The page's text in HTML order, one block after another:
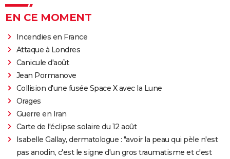
EN CE MOMENT
Incendies en France
Attaque à Londres
Canicule d'août
Jean Pormanove
Collision d'une fusée Space X avec la Lune
Orages
Guerre en Iran
Carte de l'éclipse solaire du 12 août
Isabelle Gallay, dermatologue : "avoir la peau qui pèle n'est
pas anodin, c'est le signe d'un gros traumatisme et c'est